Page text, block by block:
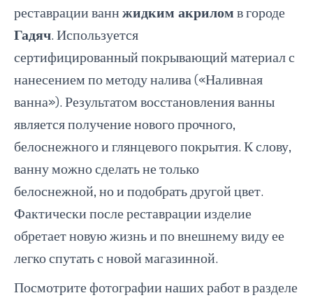
реставрации ваннжидким акриломв городе
Гадяч. Используется
сертифицированный покрывающий материал с
нанесением по методу налива («Наливная
ванна»). Результатом восстановления ванны
является получение нового прочного,
белоснежного и глянцевого покрытия. К слову,
ванну можно сделать не только
белоснежной, но и подобрать другой цвет.
Фактически после реставрации изделие
обретает новую жизнь и по внешнему виду ее
легко спутать с новой магазинной.
Посмотрите фотографии наших работ в разделе